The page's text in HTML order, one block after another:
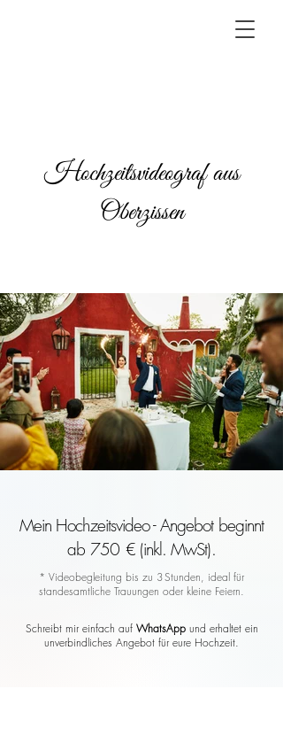
Hochzeitsvideograf aus
Oberzissen
Mein Hochzeitsvideo - Angebot beginnt
ab 750 € (inkl. MwSt).
* Videobegleitung bis zu 3 Stunden, ideal für
standesamtliche Trauungen oder kleine Feiern.
Schreibt mir einfach auf WhatsAppund erhaltet ein
unverbindliches Angebot für eure Hochzeit.